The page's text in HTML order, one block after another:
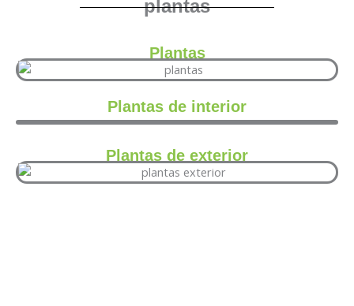
plantas
Plantas
Plantas de interior
Plantas de exterior